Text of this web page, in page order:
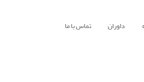
داوران تماس با ما